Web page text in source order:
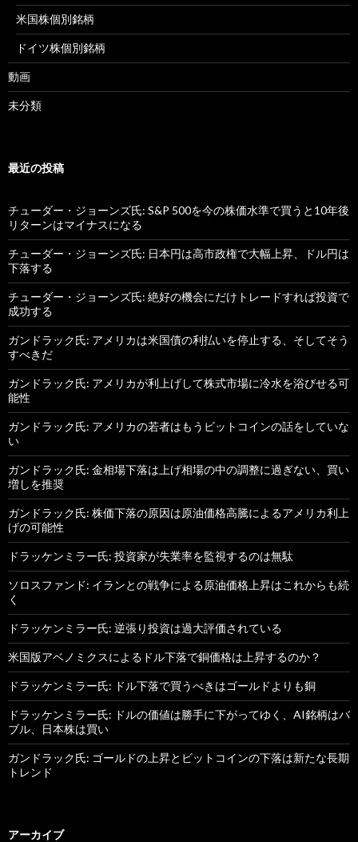
米国株個別銘柄
ドイツ株個別銘柄
動画
未分類
最近の投稿
チューダー・ジョーンズ氏: S&P 500を今の株価水準で買うと10年後
リターンはマイナスになる
チューダー・ジョーンズ氏: 日本円は高市政権で大幅上昇、ドル円は
下落する
チューダー・ジョーンズ氏: 絶好の機会にだけトレードすれば投資で
成功する
ガンドラック氏: アメリカは米国債の利払いを停止する、そしてそう
すべきだ
ガンドラック氏: アメリカが利上げして株式市場に冷水を浴びせる可
能性
ガンドラック氏: アメリカの若者はもうビットコインの話をしていな
い
ガンドラック氏: 金相場下落は上げ相場の中の調整に過ぎない、買い
増しを推奨
ガンドラック氏: 株価下落の原因は原油価格高騰によるアメリカ利上
げの可能性
ドラッケンミラー氏: 投資家が失業率を監視するのは無駄
ソロスファンド: イランとの戦争による原油価格上昇はこれからも続
く
ドラッケンミラー氏: 逆張り投資は過大評価されている
米国版アベノミクスによるドル下落で銅価格は上昇するのか？
ドラッケンミラー氏: ドル下落で買うべきはゴールドよりも銅
ドラッケンミラー氏: ドルの価値は勝手に下がってゆく、AI銘柄はバ
ブル、日本株は買い
ガンドラック氏: ゴールドの上昇とビットコインの下落は新たな長期
トレンド
アーカイブ